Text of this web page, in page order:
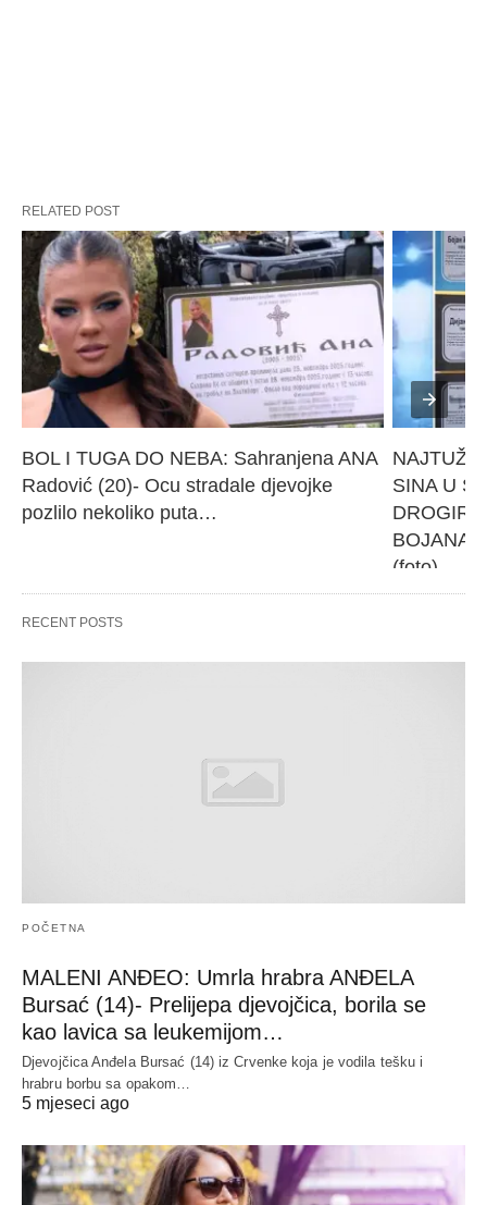
RELATED POST
BOL I TUGA DO NEBA: Sahranjena ANA
Radović (20)- Ocu stradale djevojke
pozlilo nekoliko puta…
SINA U
BOJANA,
(foto)
RECENT POSTS
POČETNA
MALENI ANĐEO: Umrla hrabra ANĐELA
Bursać (14)- Prelijepa djevojčica, borila se
kao lavica sa leukemijom…
Djevojčica Anđela Bursać (14) iz Crvenke koja je vodila tešku i
hrabru borbu sa opakom…
5 mjeseci ago